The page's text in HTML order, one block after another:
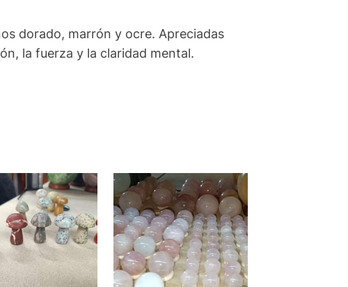
dorado, marrón y ocre. Apreciadas
la fuerza y la claridad mental.